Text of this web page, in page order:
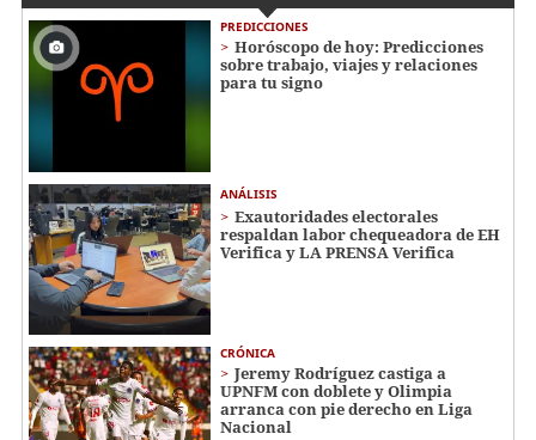
PREDICCIONES
Horóscopo de hoy: Predicciones
sobre trabajo, viajes y relaciones
para tu signo
ANÁLISIS
Exautoridades electorales
respaldan labor chequeadora de EH
Verifica y LA PRENSA Verifica
CRÓNICA
Jeremy Rodríguez castiga a
UPNFM con doblete y Olimpia
arranca con pie derecho en Liga
Nacional